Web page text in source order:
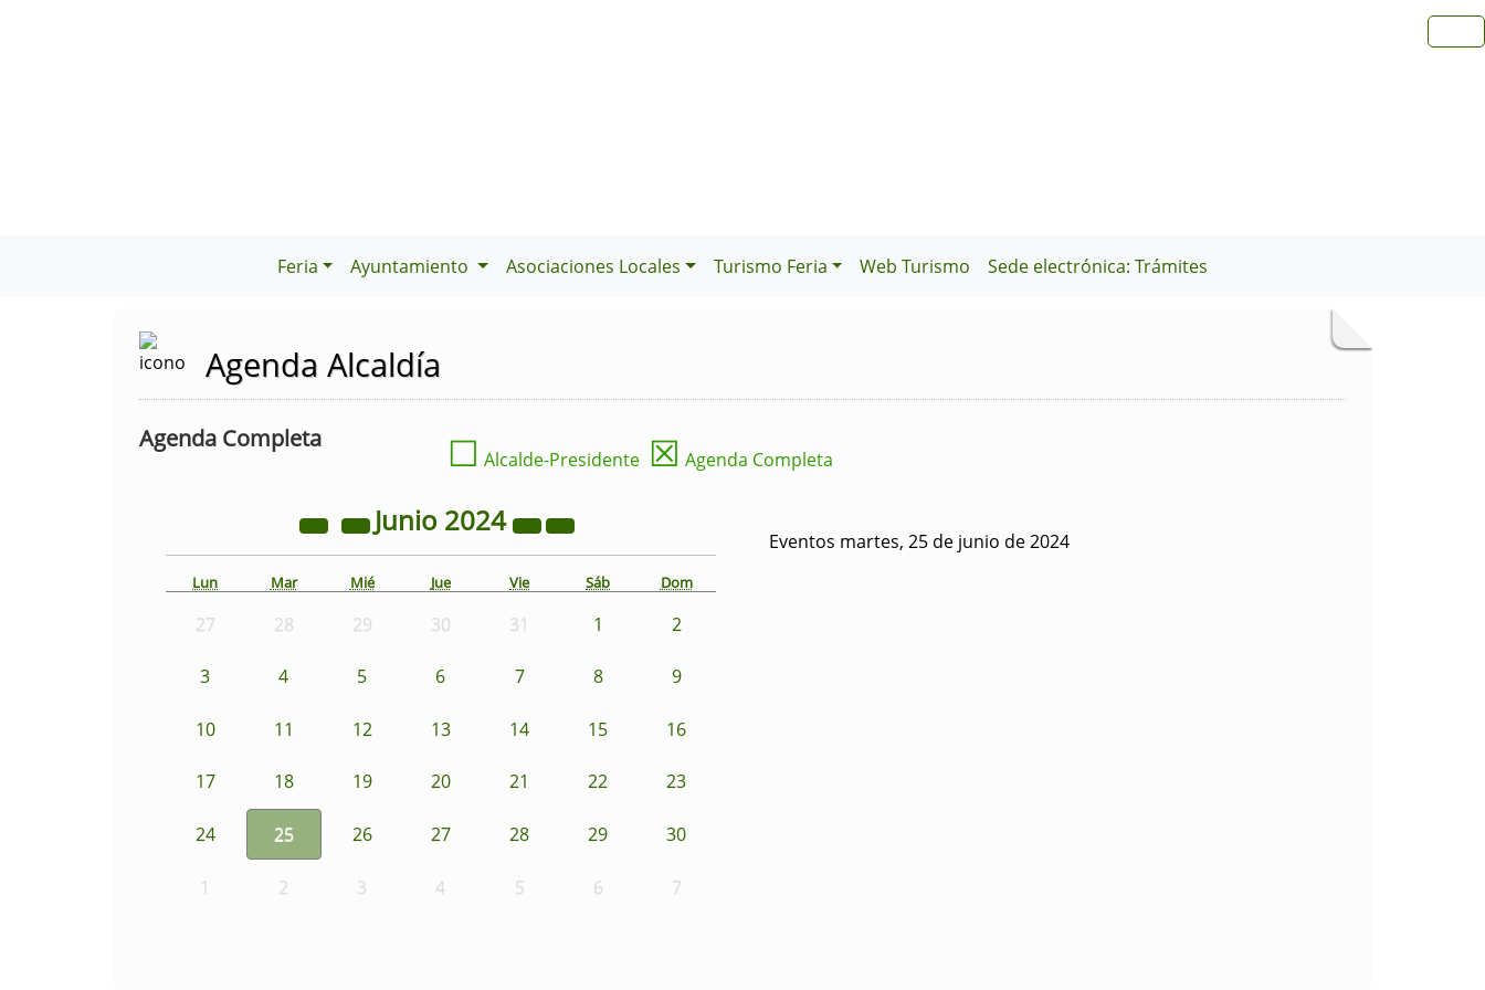
Feria Ayuntamiento Asociaciones Locales Turismo Feria Web Turismo Sede electrónica: Trámites
Agenda Alcaldía
Agenda Completa ☐ Alcalde-Presidente ☒ Agenda Completa
Junio 2024
Lun Mar Mié Jue Vie Sáb Dom
27 28 29 30 31 1 2
3 4 5 6 7 8 9
10 11 12 13 14 15 16
17 18 19 20 21 22 23
24 25 26 27 28 29 30
1 2 3 4 5 6 7
Eventos martes, 25 de junio de 2024